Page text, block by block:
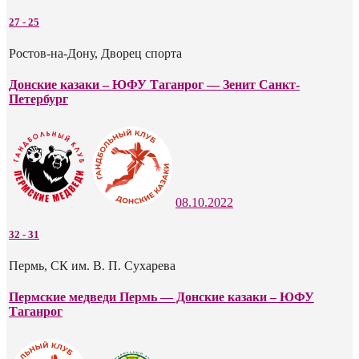
27 - 25
Ростов-на-Дону, Дворец спорта
Донские казаки – ЮФУ Таганрог — Зенит Санкт-
Петербург
08.10.2022
32 - 31
Пермь, СК им. В. П. Сухарева
Пермские медведи Пермь — Донские казаки – ЮФУ
Таганрог